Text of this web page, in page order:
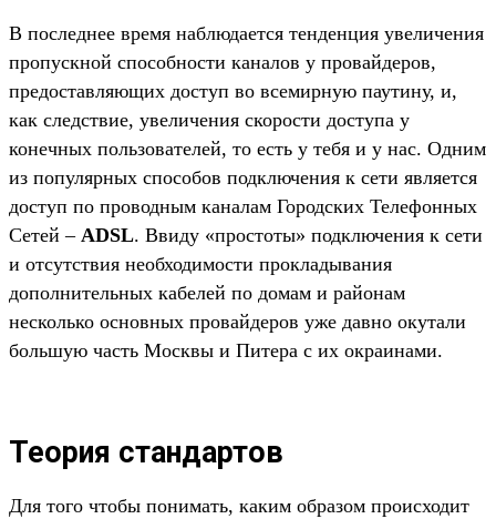
В последнее время наблюдается тенденция увеличения
пропускной способности каналов у провайдеров,
предоставляющих доступ во всемирную паутину, и,
как следствие, увеличения скорости доступа у
конечных пользователей, то есть у тебя и у нас. Одним
из популярных способов подключения к сети является
доступ по проводным каналам Городских Телефонных
Сетей – ADSL. Ввиду «простоты» подключения к сети
и отсутствия необходимости прокладывания
дополнительных кабелей по домам и районам
несколько основных провайдеров уже давно окутали
большую часть Москвы и Питера с их окраинами.
Теория стандартов
Для того чтобы понимать, каким образом происходит